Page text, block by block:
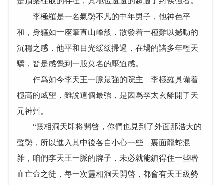
李極羅是一名氣勢不凡的中年男子，他神色平
和，身軀如一座筆直山峰般，散發着一種難以撼動的
沉穩之感，他平和目光緩緩掃過，在場的諸多年輕天
驕，皆是感覺到一股莫名的壓迫感。
作爲如今李天王一脈最強的院主，李極羅具備着
極高的威望，雖說這個最強，是因爲李太玄離開了天
元神州。
“靈相洞天即将開啓，你們也見到了外面那浩大的
聲勢，所以進入其中後各自小心一些，裏面龍蛇混
雜，咱們李天王一脈的牌子，未必就能鎮得住一些嗜
血亡命之徒，每一次靈相洞天開啓，都會有天王級勢